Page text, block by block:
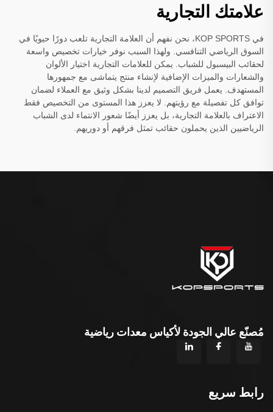
علامتك التجارية
في KOP SPORTS، نحن نفهم أن العلامة التجارية تلعب دورًا حيويًا في
السوق الرياضي التنافسي. ولهذا السبب نوفر خيارات تخصيص واسعة
لحقائب البيسبول للشباب. يمكن للعلامات التجارية اختيار الألوان
والشعارات والميزات الإضافية لإنشاء منتج يتماشى مع جمهورها
المستهدف. يعمل فريق التصميم لدينا بشكل وثيق مع العملاء لضمان
توافق كل تفصيلة مع رؤيتهم. لا يعزز هذا المستوى من التخصيص فقط
الاعتراف بالعلامة التجارية، بل يعزز أيضًا شعور الانتماء لدى الشباب
الرياضيين الذين يحملون حقائب تمثل فرقهم أو دوريهم.
مُصنّع عالي الجودة لأكياس معدات رياضية
رابط سريع